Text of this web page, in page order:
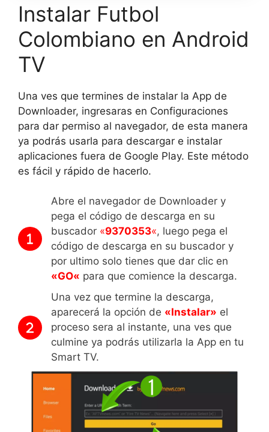
Instalar Futbol
Colombiano en Android
TV
Una ves que termines de instalar la App de
Downloader, ingresaras en Configuraciones
para dar permiso al navegador, de esta manera
ya podrás usarla para descargar e instalar
aplicaciones fuera de Google Play. Este método
es fácil y rápido de hacerlo.
Abre el navegador de Downloader y
pega el código de descarga en su
buscador «9370353«, luego pega el
código de descarga en su buscador y
por ultimo solo tienes que dar clic en
«GO« para que comience la descarga.
Una vez que termine la descarga,
aparecerá la opción de «Instalar» el
proceso sera al instante, una ves que
culmine ya podrás utilizarla la App en tu
Smart TV.